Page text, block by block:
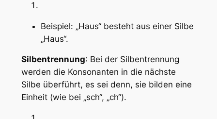
Beispiel: „Haus“ besteht aus einer Silbe
„Haus“.
Silbentrennung: Bei der Silbentrennung
werden die Konsonanten in die nächste
Silbe überführt, es sei denn, sie bilden eine
Einheit (wie bei „sch“, „ch“).